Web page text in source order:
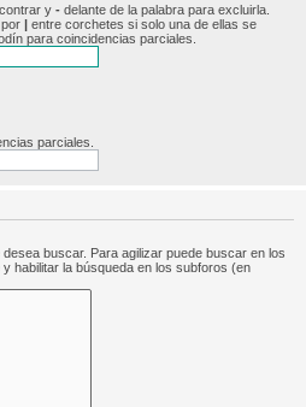
y - delante de la palabra para excluirla.
| entre corchetes si solo una de ellas se
para coincidencias parciales.
parciales.
buscar. Para agilizar puede buscar en los
habilitar la búsqueda en los subforos (en